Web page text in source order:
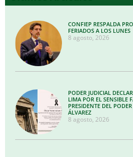
CONFIEP RESPALDA
FERIADOS A LOS LUNES
8 agosto, 2026
PODER JUDICIAL
LIMA POR EL SENSIBLE
PRESIDENTE DEL
ÁLVAREZ
8 agosto, 2026